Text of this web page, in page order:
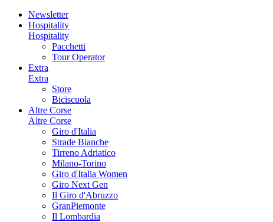
Newsletter
Hospitality
Hospitality
Pacchetti
Tour Operator
Extra
Extra
Store
Biciscuola
Altre Corse
Altre Corse
Giro d'Italia
Strade Bianche
Tirreno Adriatico
Milano-Torino
Giro d'Italia Women
Giro Next Gen
Il Giro d'Abruzzo
GranPiemonte
Il Lombardia